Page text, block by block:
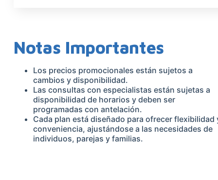
Notas Importantes
Los precios promocionales están sujetos a
cambios y disponibilidad.
Las consultas con especialistas están sujetas a
disponibilidad de horarios y deben ser
programadas con antelación.
Cada plan está diseñado para ofrecer flexibilidad
conveniencia, ajustándose a las necesidades de
individuos, parejas y familias.